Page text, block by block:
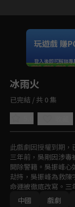
Unmute
如有不
玩遊戲 賺
登入後即可解鎖專
冰雨火
已完結 / 共 0 集
此戲劇因授權到期，
三年前，吳剛因涉
開除警籍。吳振峰
劫持，吳振峰為救
命運被徹底改寫。
來卻與命案牽連。
中國
戲劇